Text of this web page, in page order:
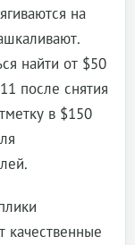
на
найти от $50
после снятия
в $150
качественные